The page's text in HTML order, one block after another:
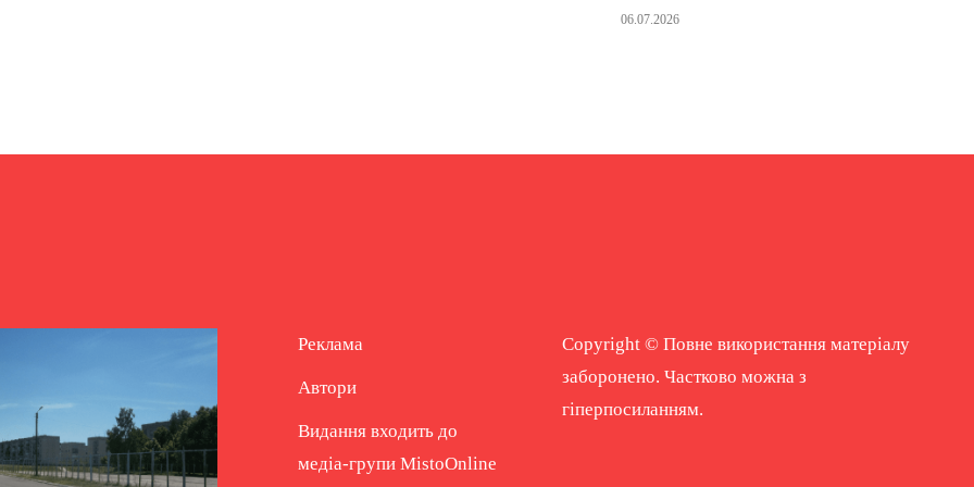
06.07.2026
Реклама
Автори
Видання входить до
медіа-групи MistoOnline
Copyright © Повне використання матеріалу
заборонено. Частково можна з
гіперпосиланням.